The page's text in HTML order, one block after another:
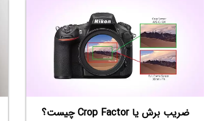
ضریب برش یا Crop Factor چیست؟